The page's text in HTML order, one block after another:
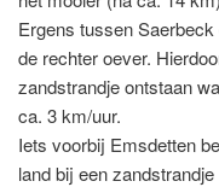
Ergens tussen
de rechter oever.
zandstrandje ontstaan
ca. 3 km/uur.
Iets voorbij Emsdetten
land bij een